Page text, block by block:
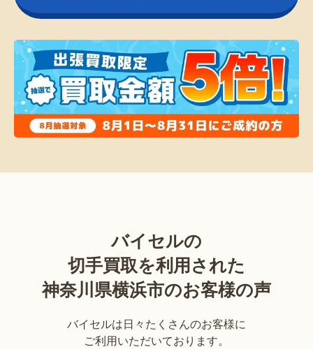
バイセルの
切手買取を利用された
神奈川県横浜市のお客様の声
バイセルは日々たくさんのお客様に
ご利用いただいております。